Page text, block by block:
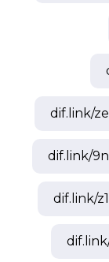
dif.link/
dif.link/
dif.link/